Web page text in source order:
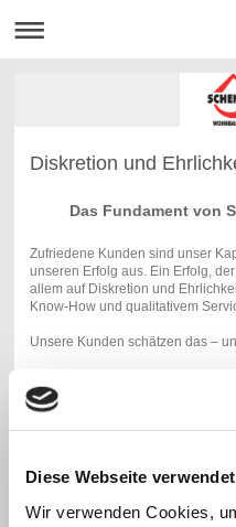
Diese Webseite
Wir verwenden Cookies,
Diskretion und
Das Fundament von
Zufriedene Kunden sind unser
unseren Erfolg aus. Ein Erfolg,
allem auf Diskretion und
Know-How und qualitativem
Unsere Kunden schätzen das –
Weitere Stützpfeiler unseres
sind Respekt, Vertrauen und